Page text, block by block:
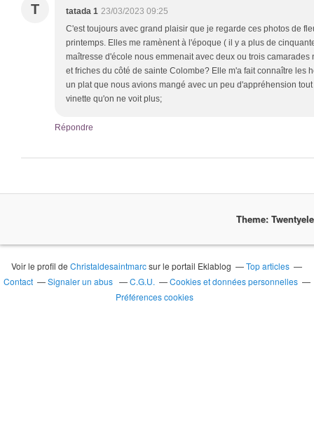
T tatada 1 23/03/2023 09:25
C'est toujours avec grand plaisir que je regarde ces photos de
printemps. Elles me ramènent à l'époque ( il y a plus de
maîtresse d'école nous emmenait avec deux ou trois
et friches du côté de sainte Colombe? Elle m'a fait connaître les
un plat que nous avions mangé avec un peu d'appréhension
vinette qu'on ne voit plus;
Répondre
Theme:
Voir le profil deChristaldesaintmarcsur le portail Eklablog
Top articles
Contact
Signaler un abus C.G.U.
Cookies et données personnelles
Préférences cookies